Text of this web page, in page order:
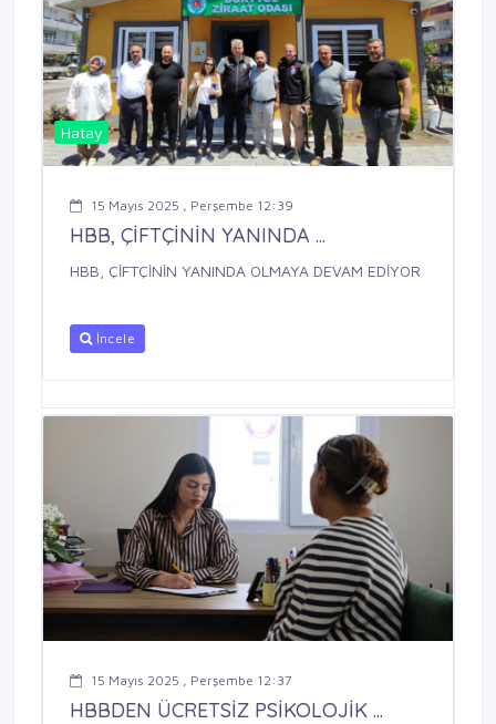
Hatay
15 Mayıs 2025 , Perşembe 12:39
HBB, ÇİFTÇİNİN YANINDA ...
HBB, ÇİFTÇİNİN YANINDA OLMAYA DEVAM EDİYOR
İncele
15 Mayıs 2025 , Perşembe 12:37
HBBDEN ÜCRETSİZ PSİKOLOJİK ...